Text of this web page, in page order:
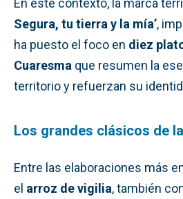
En este contexto, la marca
Segura, tu tierra y la mía’,
ha puesto el foco en diez
Cuaresma que resumen la
territorio y refuerzan su
Los grandes clásicos de
Entre las elaboraciones más
el arroz de vigilia, también